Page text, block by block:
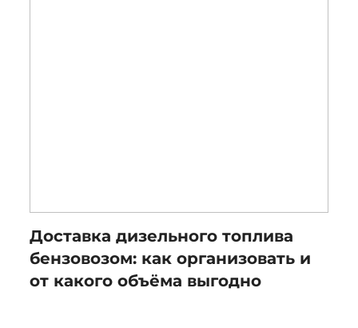
Доставка дизельного топлива
бензовозом: как организовать и
от какого объёма выгодно